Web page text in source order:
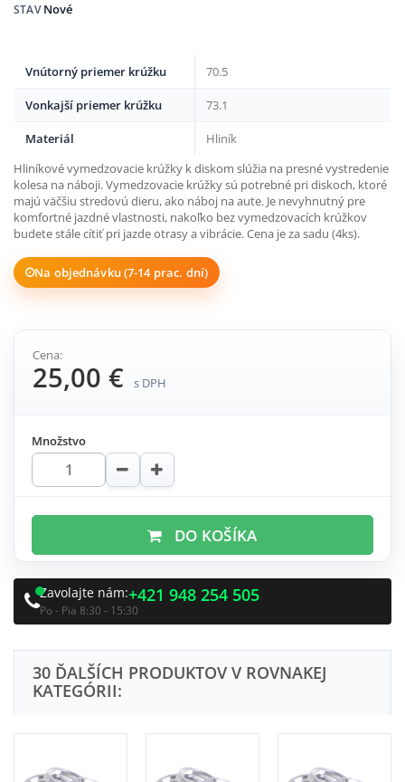
STAV Nové
Vnútorný priemer krúžku 70.5
Vonkajší priemer krúžku 73.1
Materiál
Hliník
Hliníkové vymedzovacie krúžky k diskom slúžia na presné vystredenie
kolesa na náboji. Vymedzovacie krúžky sú potrebné pri diskoch, ktoré
majú väčšiu stredovú dieru, ako náboj na aute. Je nevyhnutný pre
komfortné jazdné vlastnosti, nakoľko bez vymedzovacích krúžkov
budete stále cítiť pri jazde otrasy a vibrácie. Cena je za sadu (4ks).
Na objednávku (7-14 prac. dní)
Cena:
25,00 € s DPH
Množstvo
DO KOŠÍKA
Zavolajte nám:+421 948 254 505
Po - Pia 8:30 - 15:30
30 ĎALŠÍCH PRODUKTOV V ROVNAKEJ
KATEGÓRII: